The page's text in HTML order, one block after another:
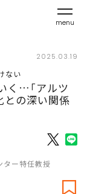
menu
2025.03.19
ない
く…｢アルツ
との深い関係
ター特任教授